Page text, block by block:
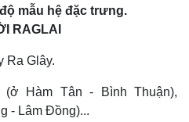
mẫu hệ đặc trưng.
RAGLAI
Ra Glây.
(ở Hàm Tân - Bình Thuận),
- Lâm Ðồng)...